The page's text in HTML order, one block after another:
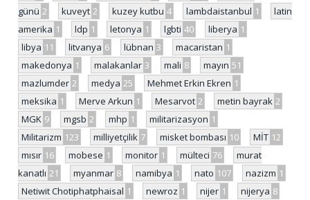
günü 2 kuveyt 2 kuzey kutbu 4 lambdaistanbul 1
latin
amerika 1 ldp 1 letonya 1 lgbti 40 liberya 1
libya 11 litvanya 6 lübnan 3 macaristan 1
makedonya 1 malakanlar 3 mali 8 mayın 51
mazlumder 2 medya 25 Mehmet Erkin Ekren 1
meksika 1 Merve Arkun 1 Mesarvot 2 metin bayrak 2
MGK 9 mgsb 2 mhp 1 militarizasyon 1
Militarizm 123 milliyetçilik 7 misket bombası 10 MİT 12
mısır 16 mobese 1 monitor 1 mülteci 76
murat
kanatlı 21 myanmar 8 namibya 1 nato 107 nazizm 1
Netiwit Chotiphatphaisal 1 newroz 1 nijer 1 nijerya 8